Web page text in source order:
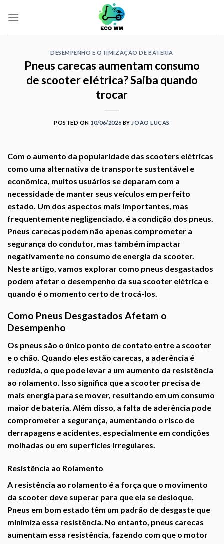
DESEMPENHO E OTIMIZAÇÃO DE BATERIA
Pneus carecas aumentam consumo
de scooter elétrica? Saiba quando
trocar
POSTED ON 10/06/2026 BY JOÃO LUCAS
Com o aumento da popularidade das scooters elétricas
como uma alternativa de transporte sustentável e
econômica, muitos usuários se deparam com a
necessidade de manter seus veículos em perfeito
estado. Um dos aspectos mais importantes, mas
frequentemente negligenciado, é a condição dos pneus.
Pneus carecas podem não apenas comprometer a
segurança do condutor, mas também impactar
negativamente no consumo de energia da scooter.
Neste artigo, vamos explorar como pneus desgastados
podem afetar o desempenho da sua scooter elétrica e
quando é o momento certo de trocá-los.
Como Pneus Desgastados Afetam o
Desempenho
Os pneus são o único ponto de contato entre a scooter
e o chão. Quando eles estão carecas, a aderência é
reduzida, o que pode levar a um aumento da resistência
ao rolamento. Isso significa que a scooter precisa de
mais energia para se mover, resultando em um consumo
maior de bateria. Além disso, a falta de aderência pode
comprometer a segurança, aumentando o risco de
derrapagens e acidentes, especialmente em condições
molhadas ou em superfícies irregulares.
Resistência ao Rolamento
A resistência ao rolamento é a força que o movimento
da scooter deve superar para que ela se desloque.
Pneus em bom estado têm um padrão de desgaste que
minimiza essa resistência. No entanto, pneus carecas
aumentam essa resistência, fazendo com que o motor